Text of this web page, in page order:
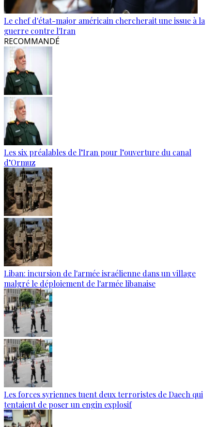
Le chef d'état-major américain chercherait une issue à la
guerre contre l'Iran
RECOMMANDÉ
Les six préalables de l’Iran pour l’ouverture du canal
d’Ormuz
Liban: incursion de l'armée israélienne dans un village
malgré le déploiement de l'armée libanaise
Les forces syriennes tuent deux terroristes de Daech qui
tentaient de poser un engin explosif